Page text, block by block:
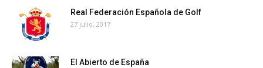
Real Federación Española de Golf
27 julio, 2017
El Abierto de España